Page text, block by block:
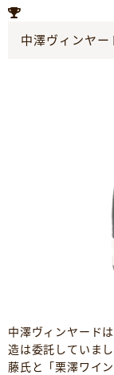
中澤ヴィンヤー
中澤ヴィンヤード
造は委託していま
藤氏と「栗澤ワイ